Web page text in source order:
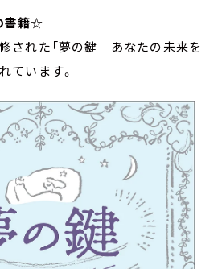
書籍☆
された「夢の鍵 あなたの未来を
ています。